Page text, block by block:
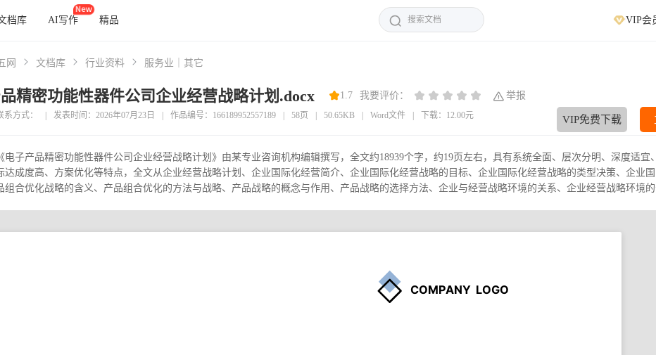
档库 AI写作 精品 VIP会
网 文档库 行业资料 服务业｜其它
精密功能性器件公司企业经营战略计划.docx 1.7 我要评价： 举报
系方式： 发表时间：2026年07月23日 作品编号：166189952557189 58页 50.65KB Word文件 下载：12.00元 VIP免费下载
电子产品精密功能性器件公司企业经营战略计划》由某专业咨询机构编辑撰写，全文约18939个字，约19页左右，具有系统全面、层次分明、深度适宜
达成度高、方案优化等特点，全文从企业经营战略计划、企业国际化经营简介、企业国际化经营战略的目标、企业国际化经营战略的类型决策、企业
组合优化战略的含义、产品组合优化的方法与战略、产品战略的概念与作用、产品战略的选择方法、企业与经营战略环境的关系、企业经营战略环境